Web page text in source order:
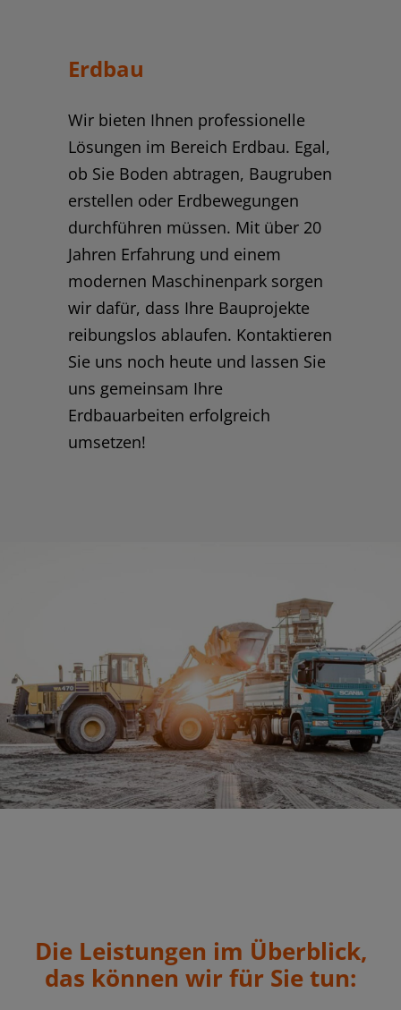
Erdbau
Wir bieten Ihnen professionelle
Lösungen im Bereich Erdbau. Egal,
ob Sie Boden abtragen, Baugruben
erstellen oder Erdbewegungen
durchführen müssen. Mit über 20
Jahren Erfahrung und einem
modernen Maschinenpark sorgen
wir dafür, dass Ihre Bauprojekte
reibungslos ablaufen. Kontaktieren
Sie uns noch heute und lassen Sie
uns gemeinsam Ihre
Erdbauarbeiten erfolgreich
umsetzen!
Die Leistungen im Überblick,
das können wir für Sie tun: